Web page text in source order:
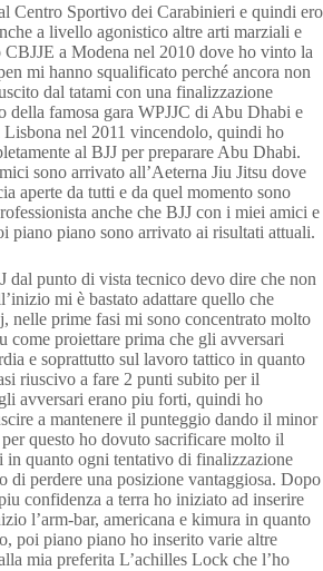
Centro Sportivo dei Carabinieri e quindi ero
a livello agonistico altre arti marziali e
a Modena nel 2010 dove ho vinto la
mi hanno squalificato perché ancora non
dal tatami con una finalizzazione
della famosa gara WPJJC di Abu Dhabi e
nel 2011 vincendolo, quindi ho
al BJJ per preparare Abu Dhabi.
sono arrivato all’Aeterna Jiu Jitsu dove
aperte da tutti e da quel momento sono
anche che BJJ con i miei amici e
piano piano sono arrivato ai risultati attuali.
dal punto di vista tecnico devo dire che non
mi è bastato adattare quello che
nelle prime fasi mi sono concentrato molto
come proiettare prima che gli avversari
e soprattutto sul lavoro tattico in quanto
riuscivo a fare 2 punti subito per il
avversari erano piu forti, quindi ho
a mantenere il punteggio dando il minor
questo ho dovuto sacrificare molto il
quanto ogni tentativo di finalizzazione
di perdere una posizione vantaggiosa. Dopo
confidenza a terra ho iniziato ad inserire
l’arm-bar, americana e kimura in quanto
poi piano piano ho inserito varie altre
mia preferita L’achilles Lock che l’ho